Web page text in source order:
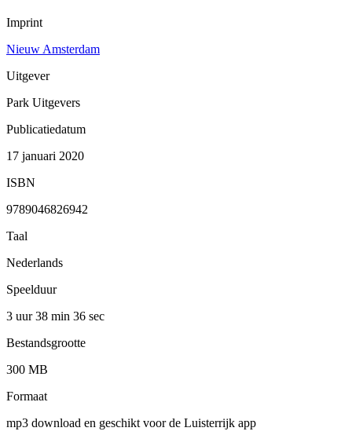
Imprint
Nieuw Amsterdam
Uitgever
Park Uitgevers
Publicatiedatum
17 januari 2020
ISBN
9789046826942
Taal
Nederlands
Speelduur
3 uur 38 min 36 sec
Bestandsgrootte
300 MB
Formaat
mp3 download en geschikt voor de Luisterrijk app